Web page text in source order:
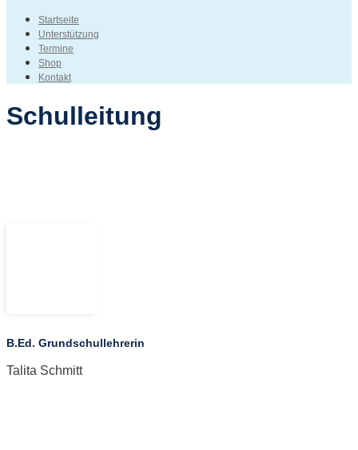
Startseite
Unterstützung
Termine
Shop
Kontakt
Schulleitung
B.Ed. Grundschullehrerin
Talita Schmitt